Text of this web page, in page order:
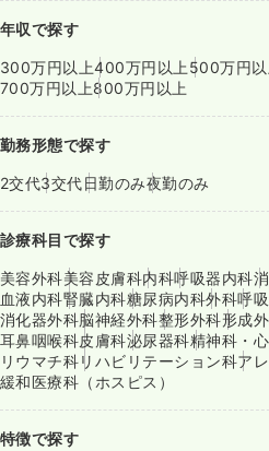
年収で探す
300万円以上400万円以上500万円
700万円以上800万円以上
勤務形態で探す
2交代3交代日勤のみ夜勤のみ
診療科目で探す
美容外科美容皮膚科内科呼吸器内科
血液内科腎臓内科糖尿病内科外科呼
消化器外科脳神経外科整形外科形成
耳鼻咽喉科皮膚科泌尿器科精神科・
リウマチ科リハビリテーション科ア
緩和医療科（ホスピス）
特徴で探す